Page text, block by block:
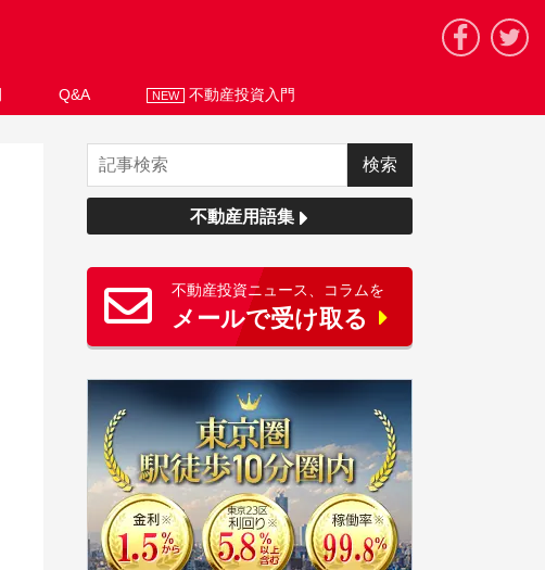
Q&A NEW 不動産投資入門
不動産用語集
不動産投資ニュース、コラムを
メールで受け取る